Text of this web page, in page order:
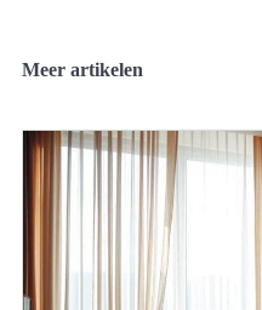
Meer artikelen